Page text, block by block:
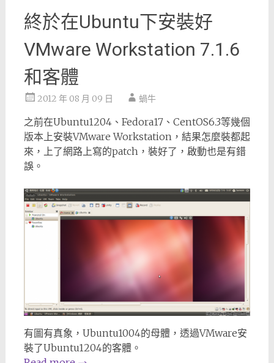
終於在Ubuntu下安裝好
VMware Workstation 7.1.6
和客體
2012 年 08 月 09 日 蝸牛
之前在Ubuntu1204、Fedora17、CentOS6.3等幾個
版本上安裝VMware Workstation，結果怎麼裝都起
來，上了網路上寫的patch，裝好了，啟動也是有錯
誤。
有圖有真象，Ubuntu1004的母體，透過VMware安
裝了Ubuntu1204的客體。